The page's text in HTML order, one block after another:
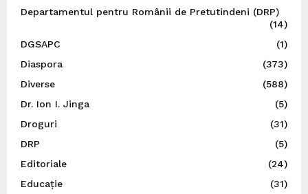
Departamentul pentru Românii de Pretutindeni (DRP)
(14)
DGSAPC
(1)
Diaspora
(373)
Diverse
(588)
Dr. Ion I. Jinga
(5)
Droguri
(31)
DRP
(5)
Editoriale
(24)
Educație
(31)